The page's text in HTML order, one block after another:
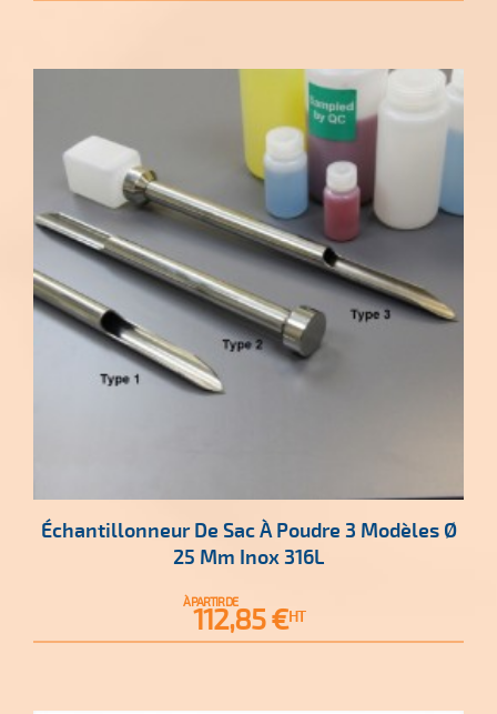
Échantillonneur De Sac À Poudre 3 Modèles Ø
25 Mm Inox 316L
À PARTIR DE
Prix
112,85 €HT